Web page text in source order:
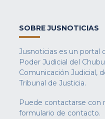
SOBRE JUSNOTICIAS
Jusnoticias es un portal
Poder Judicial del
Comunicación Judicial,
Tribunal de Justicia.
Puede contactarse con
formulario de contacto.